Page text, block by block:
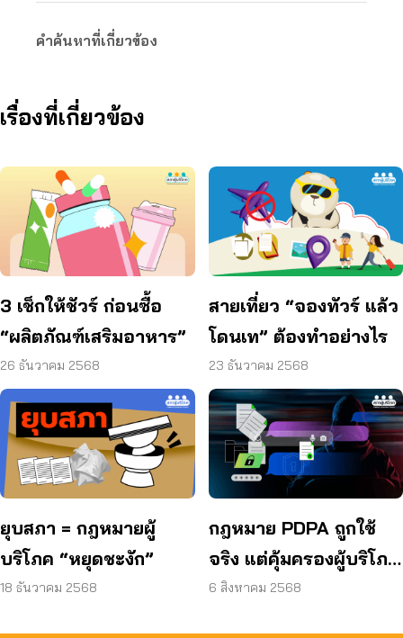
คำค้นหาที่เกี่ยวข้อง
เรื่องที่เกี่ยวข้อง
3 เช็กให้ชัวร์ ก่อนซื้อ
“ผลิตภัณฑ์เสริมอาหาร”
26 ธันวาคม 2568
สายเที่ยว “จองทัวร์ แล้ว
โดนเท” ต้องทำอย่างไร
23 ธันวาคม 2568
ยุบสภา = กฎหมายผู้
บริโภค “หยุดชะงัก”
18 ธันวาคม 2568
กฎหมาย PDPA ถูกใช้
จริง แต่คุ้มครองผู้บริโภค
พอหรือยัง?
6 สิงหาคม 2568